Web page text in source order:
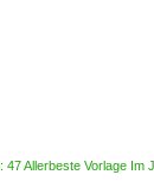
47 Allerbeste Vorlage Im